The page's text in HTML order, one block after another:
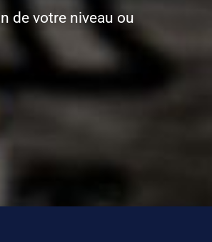
de votre niveau ou